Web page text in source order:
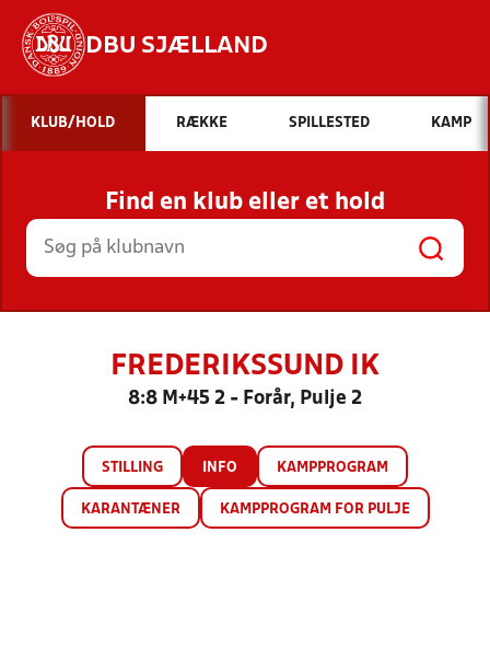
DBU SJÆLLAND
Hvad vil du søge efter?
INDHOLD OG NYHEDER
STILLINGER, RESULTATER, KLUBBER OG
HOLD
KLUB/HOLD RÆKKE SPILLESTED KAMP
Find en klub eller et hold
FREDERIKSSUND IK
8:8 M+45 2 - Forår, Pulje 2
STILLING INFO KAMPPROGRAM
KARANTÆNER KAMPPROGRAM FOR PULJE